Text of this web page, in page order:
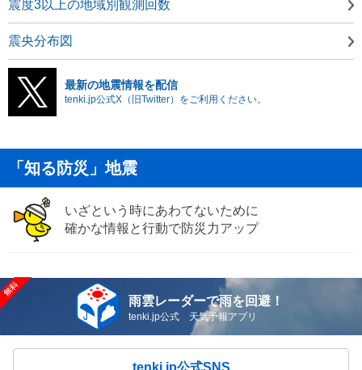
震度3以上の地域別観測回数
震央分布図
最新の地震情報を配信
tenki.jp公式X（旧Twitter）をご利用ください。
「知る防災」地震
いざという時にあわてないために
確かな情報と行動で防災力アップ
雨雲レーダーで雨を回避！
tenki.jp公式 天気予報アプリ
tenki.jp公式SNS